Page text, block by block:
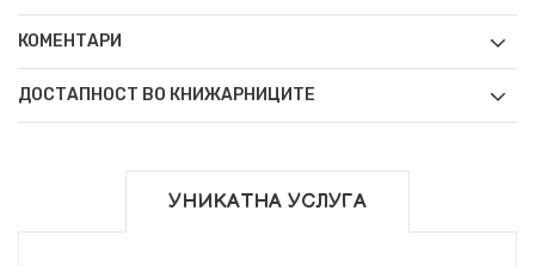
КОМЕНТАРИ
ДОСТАПНОСТ ВО КНИЖАРНИЦИТЕ
УНИКАТНА УСЛУГА